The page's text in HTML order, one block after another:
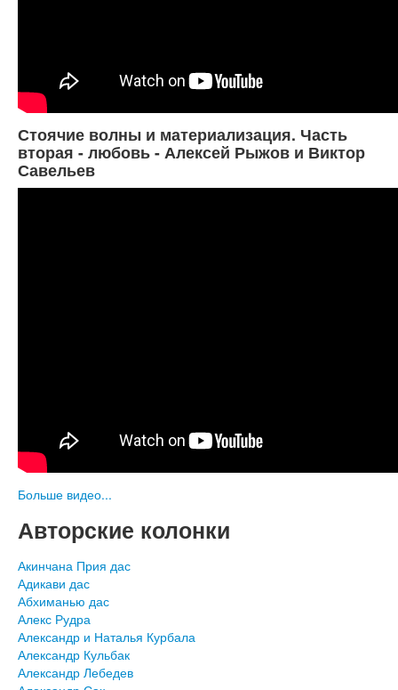
Стоячие волны и материализация. Часть
вторая - любовь - Алексей Рыжов и Виктор
Савельев
Больше видео...
Авторские колонки
Акинчана Прия дас
Адикави дас
Абхиманью дас
Алекс Рудра
Александр и Наталья Курбала
Александр Кульбак
Александр Лебедев